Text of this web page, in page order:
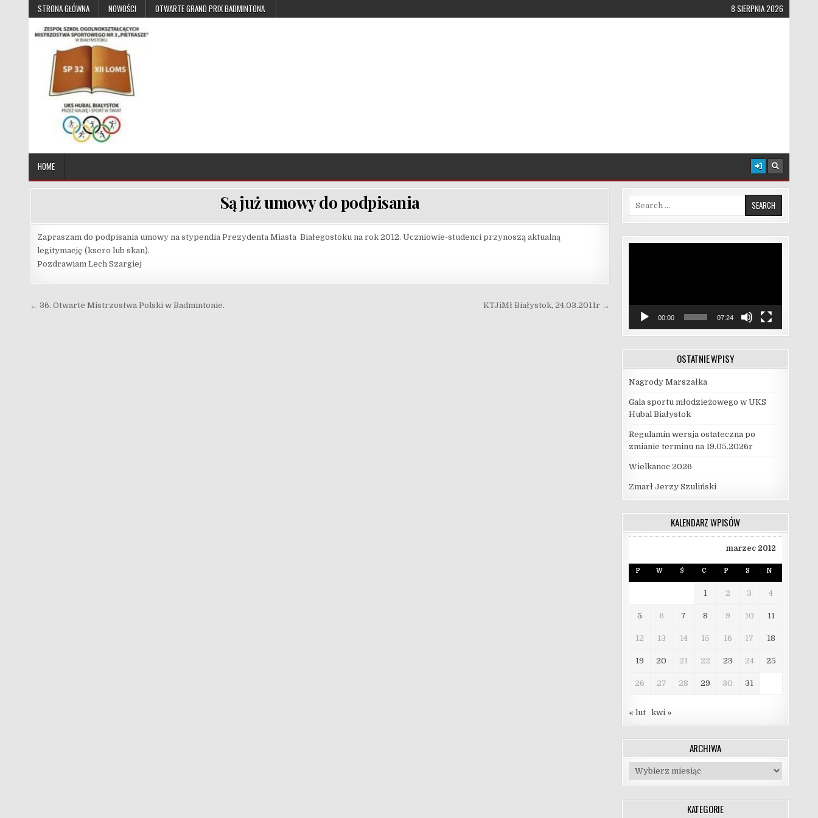
Skip to contentSTRONA GŁÓWNA NOWOŚCI OTWARTE GRAND PRIX BADMINTONA 8 SIERPNIA 2026
UKS Hubal Białystok
HOME
Są już umowy do podpisania
Zapraszam do podpisania umowy na stypendia Prezydenta Miasta Białegostoku na rok 2012. Uczniowie-studenci przynoszą aktualną
legitymację (ksero lub skan).
Pozdrawiam Lech Szargiej
Nawigacja wpisu KTJiMł Białystok, 24.03.2011r →
← 36. Otwarte Mistrzostwa Polski w Badmintonie.
Search for:
00:00 07:24
OSTATNIE WPISY
Nagrody Marszałka
Gala sportu młodzieżowego w UKS
Hubal Białystok
Regulamin wersja ostateczna po
zmianie terminu na 19.05.2026r
Wielkanoc 2026
Zmarł Jerzy Szuliński
KALENDARZ WPISÓW
marzec 2012
P W Ś C P S N
1 2 3 4
5 6 7 8 9 10 11
12 13 14 15 16 17 18
19 20 21 22 23 24 25
26 27 28 29 30 31
« lut kwi »
ARCHIWA
Archiwa
KATEGORIE